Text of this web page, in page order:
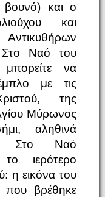
και ο
και
Ναό του
να
με τις
της
Μύρωνος
αληθινά
Στο Ναό
ιερότερο
η εικόνα του
βρέθηκε